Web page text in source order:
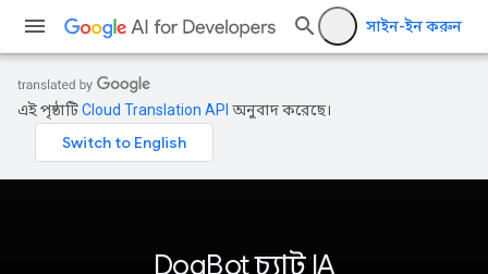
সাইন-ইন করুন
এই পৃষ্ঠাটিCloud Translation API অনুবাদ করেছে।
DogBot চ্যাট IA